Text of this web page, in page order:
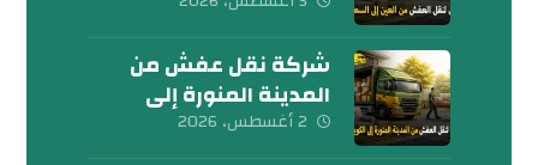
شركة نقل عفش من
المدينة المنورة إلى
الكويت 0539600777
2 أغسطس، 2026